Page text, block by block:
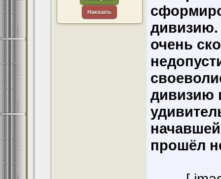
Наказать
дивизию.
очень
дивизию
прошёл